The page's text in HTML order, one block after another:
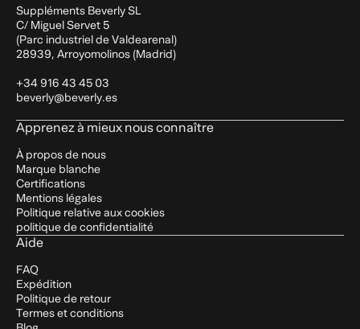
Suppléments Beverly SL
C/ Miguel Servet 5
(Parc industriel de Valdearenal)
28939, Arroyomolinos (Madrid)
+34 916 43 45 03
beverly@beverly.es
Apprenez à mieux nous connaître
À propos de nous
Marque blanche
Certifications
Mentions légales
Politique relative aux cookies
politique de confidentialité
Aide
FAQ
Expédition
Politique de retour
Termes et conditions